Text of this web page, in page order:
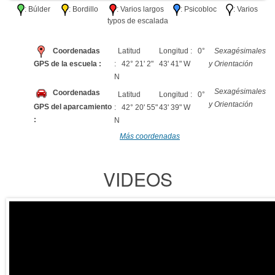
: Búlder : Bordillo : Varios largos : Psicobloc
: Varios
typos de escalada
Coordenadas
GPS de la escuela :
Latitud
: 42° 21' 2"
N
Longitud : 0°
43' 41" W
Sexagésimales
y Orientación
Coordenadas
GPS del aparcamiento
:
Latitud
: 42° 20' 55"
N
Longitud : 0°
43' 39" W
Sexagésimales
y Orientación
Más coordenadas
VIDEOS